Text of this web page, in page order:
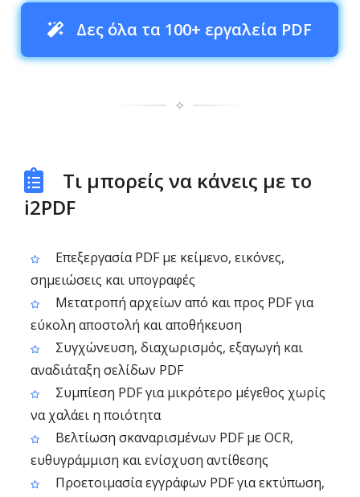
Δες όλα τα 100+ εργαλεία PDF
✧
Τι μπορείς να κάνεις με το
i2PDF
Επεξεργασία PDF με κείμενο, εικόνες,
σημειώσεις και υπογραφές
Μετατροπή αρχείων από και προς PDF για
εύκολη αποστολή και αποθήκευση
Συγχώνευση, διαχωρισμός, εξαγωγή και
αναδιάταξη σελίδων PDF
Συμπίεση PDF για μικρότερο μέγεθος χωρίς
να χαλάει η ποιότητα
Βελτίωση σκαναρισμένων PDF με OCR,
ευθυγράμμιση και ενίσχυση αντίθεσης
Προετοιμασία εγγράφων PDF για εκτύπωση,